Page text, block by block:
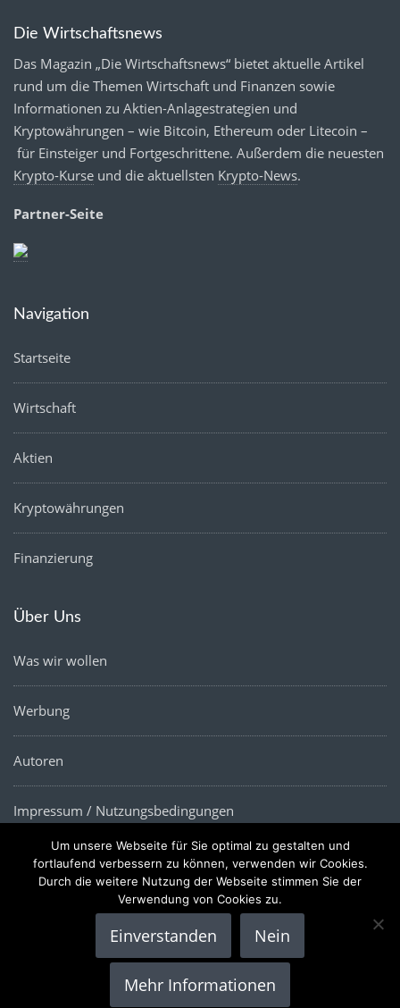
Die Wirtschaftsnews
Das Magazin „Die Wirtschaftsnews“ bietet aktuelle Artikel
rund um die Themen Wirtschaft und Finanzen sowie
Informationen zu Aktien-Anlagestrategien und
Kryptowährungen – wie Bitcoin, Ethereum oder Litecoin –
für Einsteiger und Fortgeschrittene. Außerdem die neuesten
Krypto-Kurse und die aktuellsten Krypto-News.
Partner-Seite
Navigation
Startseite
Wirtschaft
Aktien
Kryptowährungen
Finanzierung
Über Uns
Was wir wollen
Werbung
Autoren
Impressum / Nutzungsbedingungen
Datenschutz
Copyright © 2022 |Die Wirtschaftsnews- Alle Rechte
Um unsere Webseite für Sie optimal zu gestalten und
fortlaufend verbessern zu können, verwenden wir Cookies.
Durch die weitere Nutzung der Webseite stimmen Sie der
Verwendung von Cookies zu.
Einverstanden Nein
Mehr Informationen